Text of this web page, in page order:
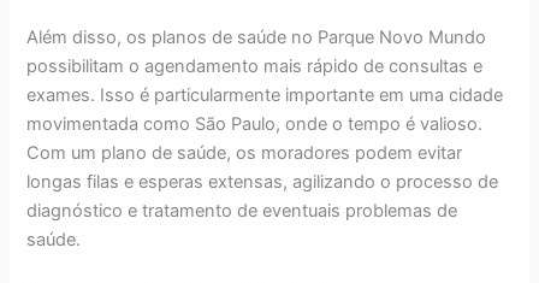
Além disso, os planos de saúde no Parque Novo Mundo
possibilitam o agendamento mais rápido de consultas e
exames. Isso é particularmente importante em uma cidade
movimentada como São Paulo, onde o tempo é valioso.
Com um plano de saúde, os moradores podem evitar
longas filas e esperas extensas, agilizando o processo de
diagnóstico e tratamento de eventuais problemas de
saúde.